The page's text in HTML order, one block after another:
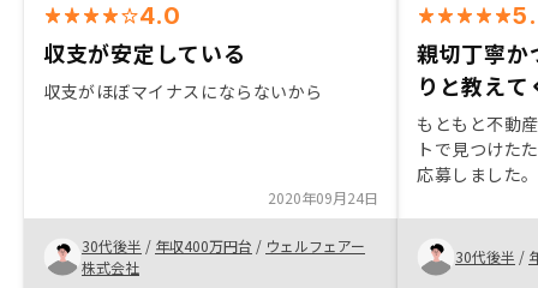
4.0
収支が安定している
収支がほぼマイナスにならないから
2020年09月24日
30代後半 / 年収400万円台 / ウェルフェアー
株式会社
親切丁寧か
りと教えて
もともと不動
トで見つけた
応募しました
きました。 契約時も、私の不手際に対し
て即座に対応
して契約がで
30代後半 /